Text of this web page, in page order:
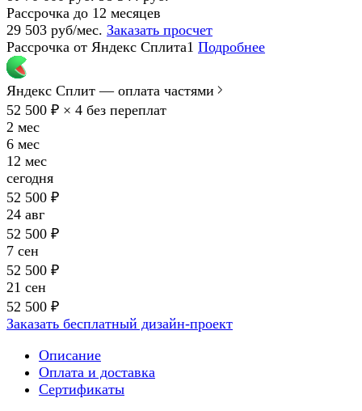
Рассрочка до 12 месяцев
29 503 руб/мес. Заказать просчет
Рассрочка от Яндекс Сплита1 Подробнее
Яндекс Сплит — оплата частями
52 500 ₽ × 4 без переплат
2 мес
6 мес
12 мес
сегодня
52 500 ₽
24 авг
52 500 ₽
7 сен
52 500 ₽
21 сен
52 500 ₽
Заказать бесплатный дизайн-проект
Описание
Оплата и доставка
Сертификаты